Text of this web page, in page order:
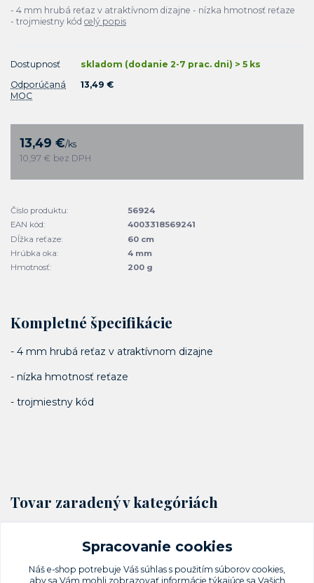
- 4 mm hrubá reťaz v atraktívnom dizajne - nízka hmotnosť reťaze
- trojmiestny kód celý popis
Dostupnosť
skladom (dodanie 2-7 prac. dni) > 5 ks
Odporúčaná
MOC
13,49 €
13,49 €/ks
10,97 € bez DPH
Číslo produktu:
56924
EAN kód:
4003318569241
Dĺžka reťaze:
60 cm
Hrúbka oka:
4 mm
Hmotnosť:
200 g
Kompletné špecifikácie
- 4 mm hrubá reťaz v atraktívnom dizajne
- nízka hmotnosť reťaze
- trojmiestny kód
Tovar zaradený v kategóriách
Reťazové zámky
Spracovanie cookies
Náš e-shop potrebuje Váš súhlas s použitím súborov cookies,
aby sa Vám mohli zobrazovať informácie týkajúce sa Vašich